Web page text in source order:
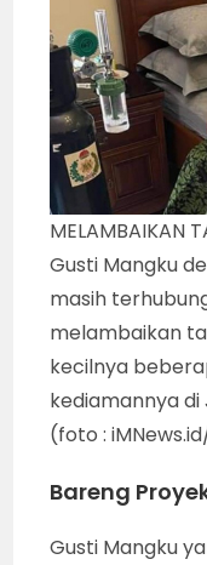
MELAMBAIKAN
Gusti Mangku
masih
melambaikan
kecilnya
kediamannya di
(foto :
Bareng
Gusti Mangku